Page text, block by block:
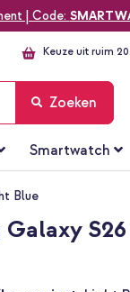
| Code:
Keuze uit ruim
Zoeken
Smartwatch
Blue